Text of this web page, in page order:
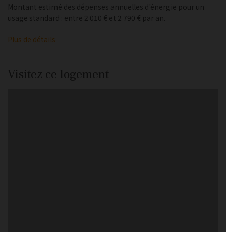
Montant estimé des dépenses annuelles d'énergie pour un
usage standard : entre 2 010 € et 2 790 € par an.
Plus de détails
Visitez ce logement